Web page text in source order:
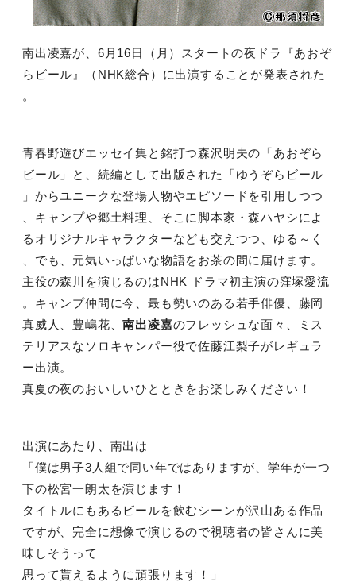
南出凌嘉が、6月16日（月）スタートの夜ドラ『あおぞ
らビール』（NHK総合）に出演することが発表された
。
青春野遊びエッセイ集と銘打つ森沢明夫の「あおぞら
ビール」と、続編として出版された「ゆうぞらビール
」からユニークな登場人物やエピソードを引用しつつ
、キャンプや郷土料理、そこに脚本家・森ハヤシによ
るオリジナルキャラクターなども交えつつ、ゆる～く
、でも、元気いっぱいな物語をお茶の間に届けます。
主役の森川を演じるのはNHK ドラマ初主演の窪塚愛流
。キャンプ仲間に今、最も勢いのある若手俳優、藤岡
真威人、豊嶋花、南出凌嘉のフレッシュな面々、ミス
テリアスなソロキャンパー役で佐藤江梨子がレギュラ
ー出演。
真夏の夜のおいしいひとときをお楽しみください！
出演にあたり、南出は
「僕は男子3人組で同い年ではありますが、学年が一つ
下の松宮一朗太を演じます！
タイトルにもあるビールを飲むシーンが沢山ある作品
ですが、完全に想像で演じるので視聴者の皆さんに美
味しそうって
思って貰えるように頑張ります！」